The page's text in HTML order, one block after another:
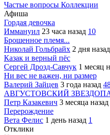
Частые вопросы Коллекции
Афиша
Гордая девочка
Иммануил 23 часа назад 10
Брошенное племя...
Николай Гольбрайх 2 дня назад
Казак и верный пёс
Сергей Дрозд-Савчук 1 месяц
Ни вес не важен, ни размер
Валерий Зайцев 3 года назад
АВГУСТОВСКИЙ
Петр Казакевич 3 месяца назад
Перерождение
Вета Фелис 1 день назад 1
Отклики